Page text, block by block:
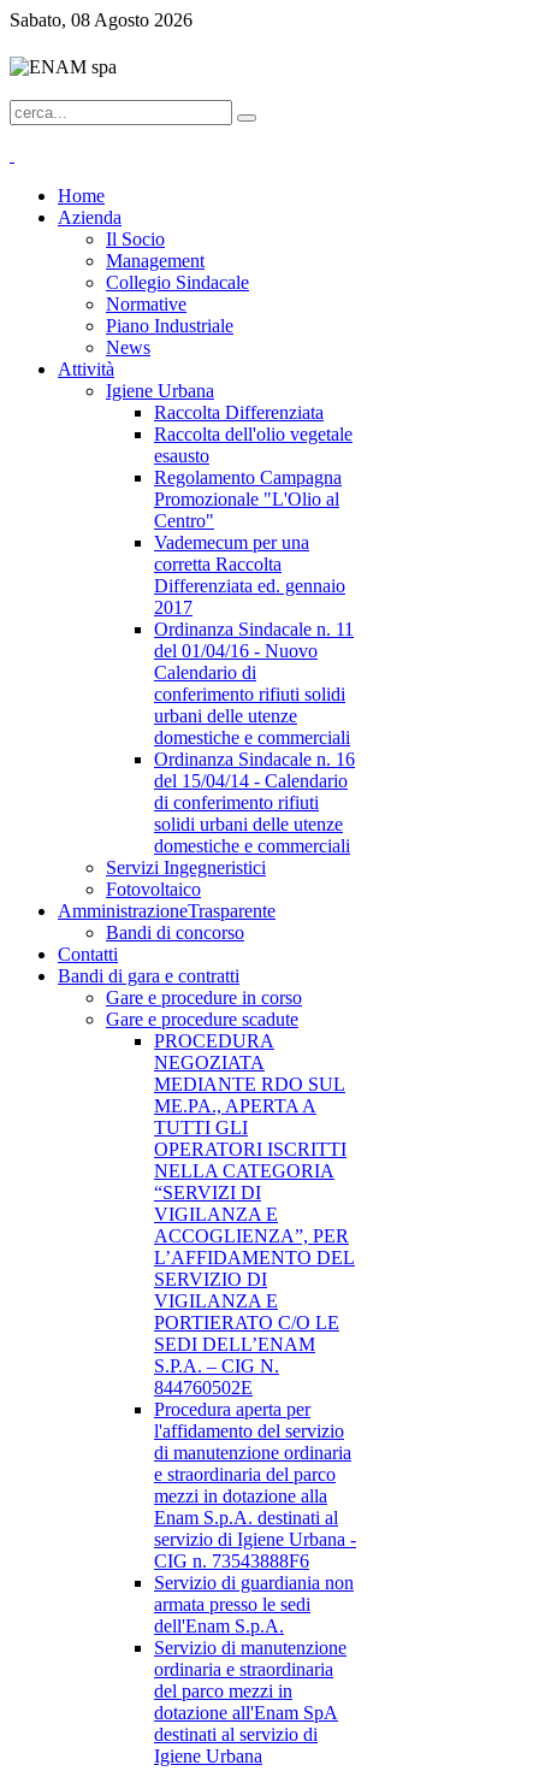
Sabato, 08 Agosto 2026
Home
Azienda
Il Socio
Management
Collegio Sindacale
Normative
Piano Industriale
News
Attività
Igiene Urbana
Raccolta Differenziata
Raccolta dell'olio vegetale
esausto
Regolamento Campagna
Promozionale "L'Olio al
Centro"
Vademecum per una
corretta Raccolta
Differenziata ed. gennaio
2017
Ordinanza Sindacale n. 11
del 01/04/16 - Nuovo
Calendario di
conferimento rifiuti solidi
urbani delle utenze
domestiche e commerciali
Ordinanza Sindacale n. 16
del 15/04/14 - Calendario
di conferimento rifiuti
solidi urbani delle utenze
domestiche e commerciali
Servizi Ingegneristici
Fotovoltaico
AmministrazioneTrasparente
Bandi di concorso
Contatti
Bandi di gara e contratti
Gare e procedure in corso
Gare e procedure scadute
PROCEDURA
NEGOZIATA
MEDIANTE RDO SUL
ME.PA., APERTA A
TUTTI GLI
OPERATORI ISCRITTI
NELLA CATEGORIA
“SERVIZI DI
VIGILANZA E
ACCOGLIENZA”, PER
L’AFFIDAMENTO DEL
SERVIZIO DI
VIGILANZA E
PORTIERATO C/O LE
SEDI DELL’ENAM
S.P.A. – CIG N.
844760502E
Procedura aperta per
l'affidamento del servizio
di manutenzione ordinaria
e straordinaria del parco
mezzi in dotazione alla
Enam S.p.A. destinati al
servizio di Igiene Urbana -
CIG n. 73543888F6
Servizio di guardiania non
armata presso le sedi
dell'Enam S.p.A.
Servizio di manutenzione
ordinaria e straordinaria
del parco mezzi in
dotazione all'Enam SpA
destinati al servizio di
Igiene Urbana